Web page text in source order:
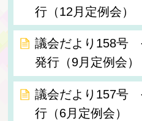
行（12月定例会）
議会だより158号
発行（9月定例会）
議会だより157号
行（6月定例会）